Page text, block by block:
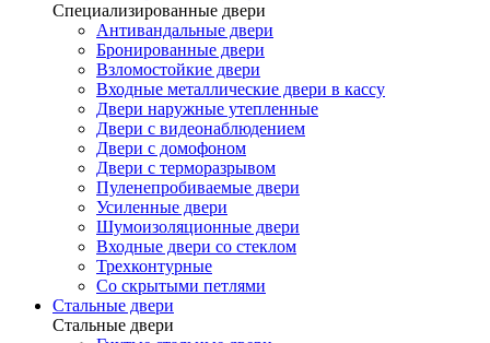
Специализированные двери
Антивандальные двери
Бронированные двери
Взломостойкие двери
Входные металлические двери в кассу
Двери наружные утепленные
Двери с видеонаблюдением
Двери с домофоном
Двери с терморазрывом
Пуленепробиваемые двери
Усиленные двери
Шумоизоляционные двери
Входные двери со стеклом
Трехконтурные
Со скрытыми петлями
Стальные двери
Стальные двери